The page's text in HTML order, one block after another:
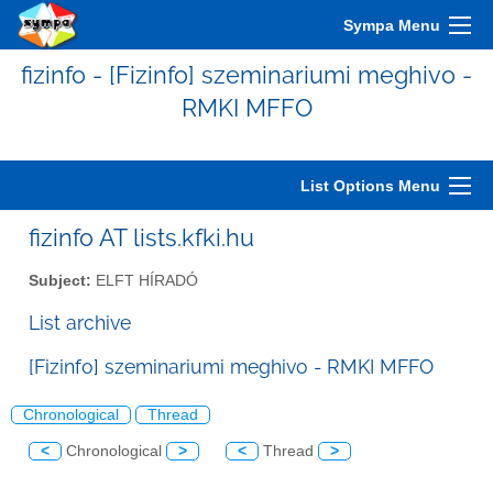
Sympa Menu
fizinfo - [Fizinfo] szeminariumi meghivo -
RMKI MFFO
List Options Menu
fizinfo AT lists.kfki.hu
Subject: ELFT HÍRADÓ
List archive
[Fizinfo] szeminariumi meghivo - RMKI MFFO
Chronological Thread
< Chronological > < Thread >